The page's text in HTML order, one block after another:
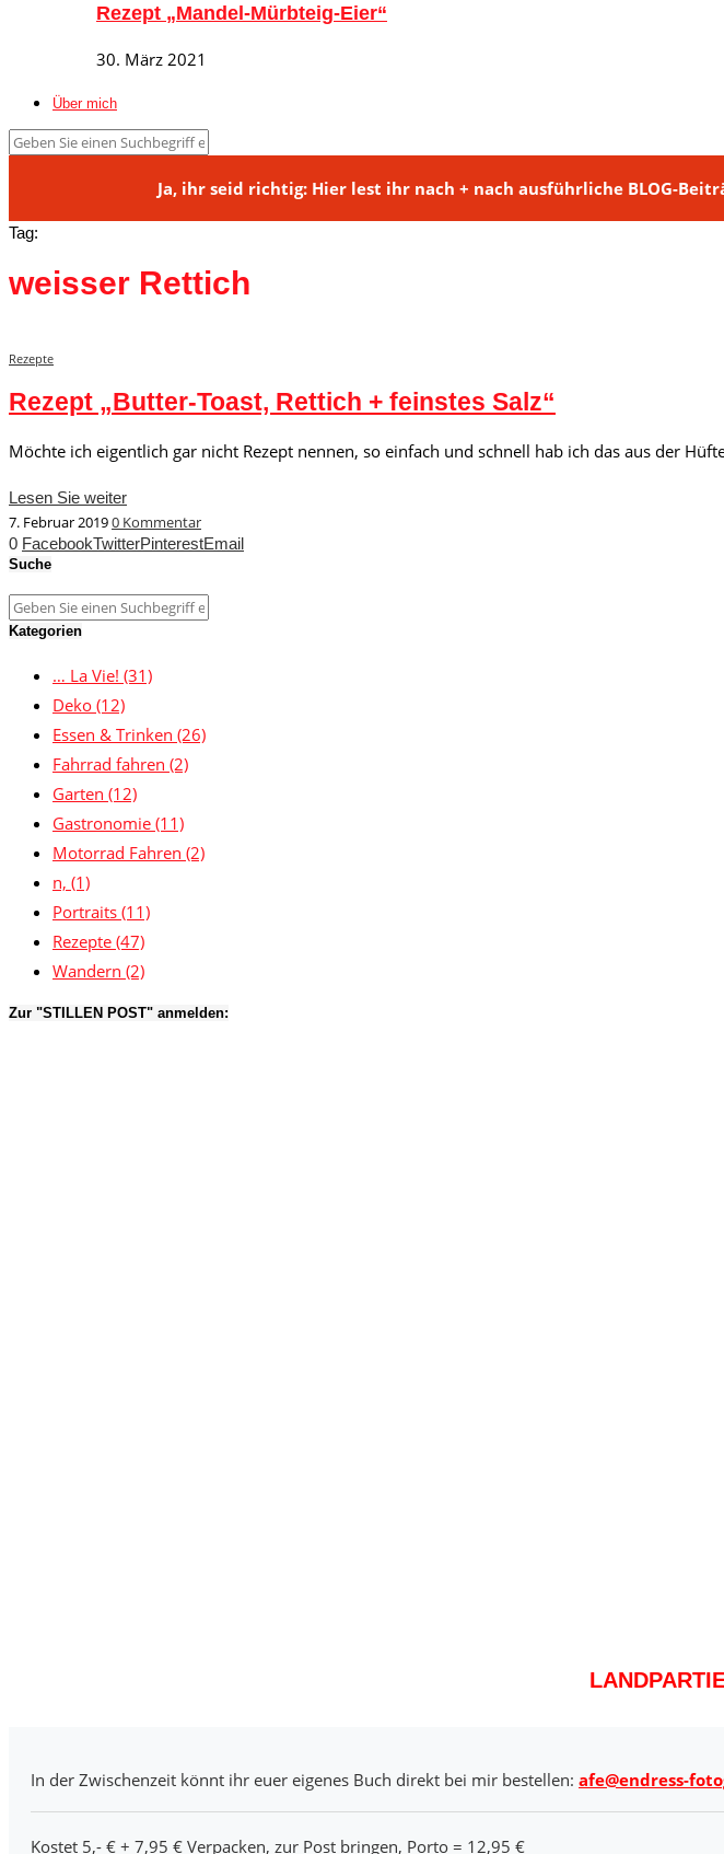
Rezept „Mandel-Mürbteig-Eier“
30. März 2021
Über mich
Ja, ihr seid richtig: Hier lest ihr nach + nach ausführliche BLOG-
Tag:
weisser Rettich
Rezepte
Rezept „Butter-Toast, Rettich + feinstes Salz“
Möchte ich eigentlich gar nicht Rezept nennen, so einfach und schnell hab ich das aus der
Lesen Sie weiter
7. Februar 20190 Kommentar
0 FacebookTwitterPinterestEmail
Suche
Kategorien
… La Vie! (31)
Deko (12)
Essen & Trinken (26)
Fahrrad fahren (2)
Garten (12)
Gastronomie (11)
Motorrad Fahren (2)
n, (1)
Portraits (11)
Rezepte (47)
Wandern (2)
Zur "STILLEN POST" anmelden:
In der Zwischenzeit könnt ihr euer eigenes Buch direkt bei mir bestellen: afe@endress-
Kostet 5,- € + 7,95 € Verpacken, zur Post bringen, Porto = 12,95 €